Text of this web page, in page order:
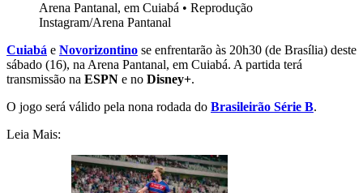
Arena Pantanal, em Cuiabá • Reprodução
Instagram/Arena Pantanal
Cuiabá e Novorizontino se enfrentarão às 20h30 (de Brasília) deste
sábado (16), na Arena Pantanal, em Cuiabá. A partida terá
transmissão na ESPN e no Disney+.
O jogo será válido pela nona rodada do Brasileirão Série B.
Leia Mais: